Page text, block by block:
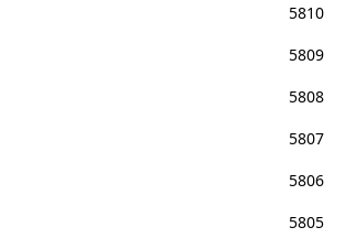
5810
5809
5808
5807
5806
5805